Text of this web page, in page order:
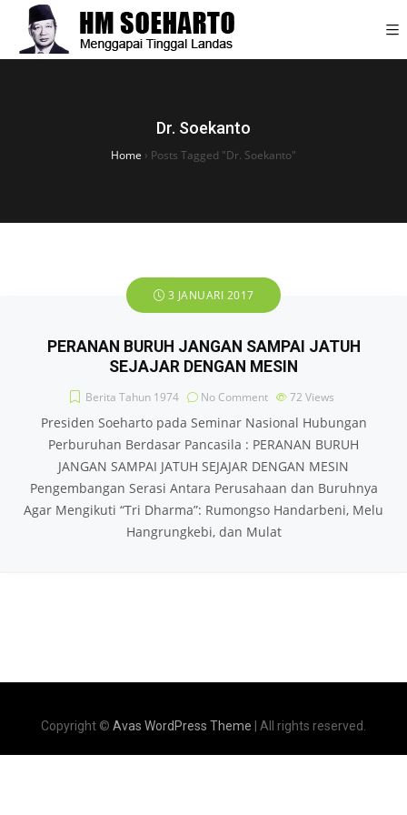
Dr. Soekanto
Home › Posts Tagged "Dr. Soekanto"
3 JANUARI 2017
PERANAN BURUH JANGAN SAMPAI JATUH
SEJAJAR DENGAN MESIN
Berita Tahun 1974 No Comment 72 Views
Presiden Soeharto pada Seminar Nasional Hubungan
Perburuhan Berdasar Pancasila : PERANAN BURUH
JANGAN SAMPAI JATUH SEJAJAR DENGAN MESIN
Pengembangan Serasi Antara Perusahaan dan Buruhnya
Agar Mengikuti “Tri Dharma”: Rumongso Handarbeni, Melu
Hangrungkebi, dan Mulat
Copyright © Avas WordPress Theme | All rights reserved.